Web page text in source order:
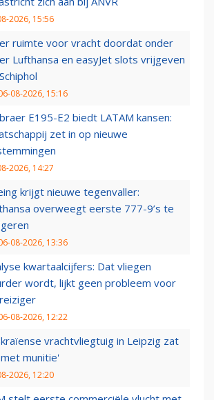
2026, 15:56
ruimte voor vracht doordat onder
Lufthansa en easyJet slots vrijgeven
08-2026, 15:16
E195-E2 biedt LATAM kansen:
zet in op nieuwe
2026, 14:27
krijgt nieuwe tegenvaller:
overweegt eerste 777-9’s te
08-2026, 13:36
kwartaalcijfers: Dat vliegen
wordt, lijkt geen probleem voor
08-2026, 12:22
vrachtvliegtuig in Leipzig zat
munitie'
2026, 12:20